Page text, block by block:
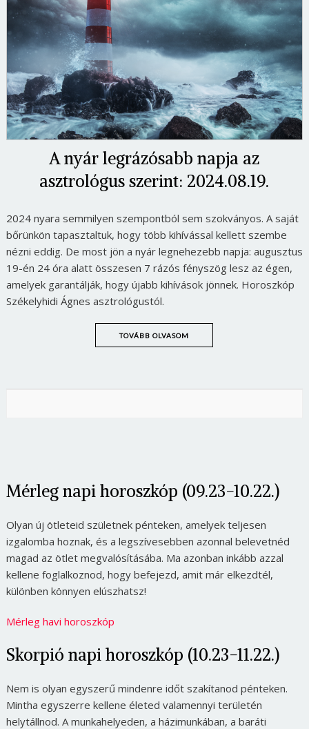
A nyár legrázósabb napja az
asztrológus szerint: 2024.08.19.
2024 nyara semmilyen szempontból sem szokványos. A saját
bőrünkön tapasztaltuk, hogy több kihívással kellett szembe
nézni eddig. De most jön a nyár legnehezebb napja: augusztus
19-én 24 óra alatt összesen 7 rázós fényszög lesz az égen,
amelyek garantálják, hogy újabb kihívások jönnek. Horoszkóp
Székelyhidi Ágnes asztrológustól.
TOVÁBB OLVASOM
Mérleg napi horoszkóp (09.23-10.22.)
Olyan új ötleteid születnek pénteken, amelyek teljesen
izgalomba hoznak, és a legszívesebben azonnal belevetnéd
magad az ötlet megvalósításába. Ma azonban inkább azzal
kellene foglalkoznod, hogy befejezd, amit már elkezdtél,
különben könnyen elúszhatsz!
Mérleg havi horoszkóp
Skorpió napi horoszkóp (10.23-11.22.)
Nem is olyan egyszerű mindenre időt szakítanod pénteken.
Mintha egyszerre kellene életed valamennyi területén
helytállnod. A munkahelyeden, a házimunkában, a baráti